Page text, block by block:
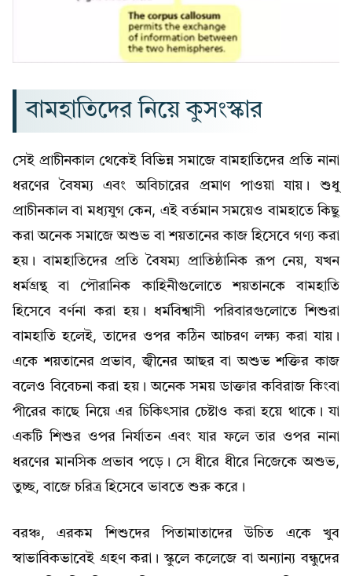
বামহাতিদের নিয়ে কুসংস্কার
সেই প্রাচীনকাল থেকেই বিভিন্ন সমাজে বামহাতিদের প্রতি নানা
ধরণের বৈষম্য এবং অবিচারের প্রমাণ পাওয়া যায়। শুধু
প্রাচীনকাল বা মধ্যযুগ কেন, এই বর্তমান সময়েও বামহাতে কিছু
করা অনেক সমাজে অশুভ বা শয়তানের কাজ হিসেবে গণ্য করা
হয়। বামহাতিদের প্রতি বৈষম্য প্রাতিষ্ঠানিক রূপ নেয়, যখন
ধর্মগ্রন্থ বা পৌরানিক কাহিনীগুলোতে শয়তানকে বামহাতি
হিসেবে বর্ণনা করা হয়। ধর্মবিশ্বাসী পরিবারগুলোতে শিশুরা
বামহাতি হলেই, তাদের ওপর কঠিন আচরণ লক্ষ্য করা যায়।
একে শয়তানের প্রভাব, জ্বীনের আছর বা অশুভ শক্তির কাজ
বলেও বিবেচনা করা হয়। অনেক সময় ডাক্তার কবিরাজ কিংবা
পীরের কাছে নিয়ে এর চিকিৎসার চেষ্টাও করা হয়ে থাকে। যা
একটি শিশুর ওপর নির্যাতন এবং যার ফলে তার ওপর নানা
ধরণের মানসিক প্রভাব পড়ে। সে ধীরে ধীরে নিজেকে অশুভ,
তুচ্ছ, বাজে চরিত্র হিসেবে ভাবতে শুরু করে।
বরঞ্চ, এরকম শিশুদের পিতামাতাদের উচিত একে খুব
স্বাভাবিকভাবেই গ্রহণ করা। স্কুলে কলেজে বা অন্যান্য বন্ধুদের